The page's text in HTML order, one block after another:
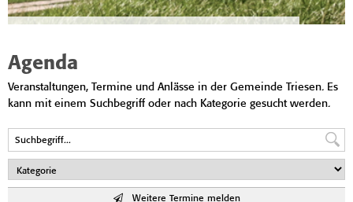
Agenda
Veranstaltungen, Termine und Anlässe in der Gemeinde Triesen. Es
kann mit einem Suchbegriff oder nach Kategorie gesucht werden.
Weitere Termine melden